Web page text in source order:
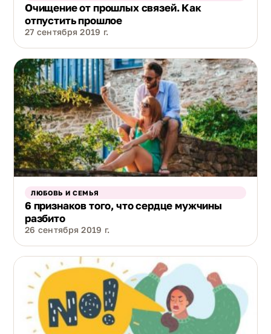
Очищение от прошлых связей. Как
отпустить прошлое
27 сентября 2019 г.
ЛЮБОВЬ И СЕМЬЯ
6 признаков того, что сердце мужчины
разбито
26 сентября 2019 г.